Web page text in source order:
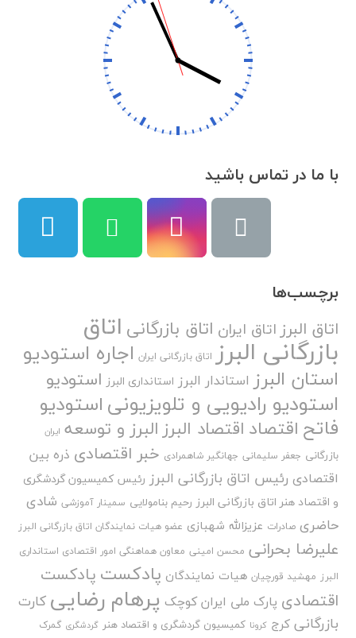
با ما در تماس باشید
برچسب‌ها
اتاق البرز اتاق ایران اتاق بازرگانی اتاق
بازرگانی البرز اتاق بازرگانی ایران اجاره استودیو
استان البرز استاندار البرز استانداری البرز استودیو
استودیو رادیویی و تلویزیونیاستودیو
فاتح اقتصاد اقتصاد البرزالبرز و توسعه ایران
بازرگانی جعفر سلیمانی جهانگیر شاهمرادی خبر اقتصادی ذره بین
اقتصادی رئیس اتاق بازرگانی البرز رئیس کمیسیون گردشگری
و اقتصاد هنر اتاق بازرگانی البرز رحیم بنامولایی سمینار آموزشی شادی
حاضری صادرات عزیزالله شهبازی عضو هیات نمایندگان اتاق بازرگانی البرز
علیرضا بحرانی محسن امینی معاون هماهنگی امور اقتصادی استانداری
البرز مهشید قورچیان هیات نمایندگان پادکست پادکست
اقتصادی پارک ملی ایران کوچک پرهام رضایی کارت
بازرگانی کرج کرونا کمیسیون گردشگری و اقتصاد هنر گردشگری گمرک